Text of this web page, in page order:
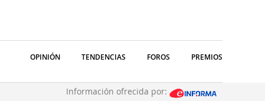
OPINIÓN TENDENCIAS FOROS PREMIOS
Información ofrecida por: